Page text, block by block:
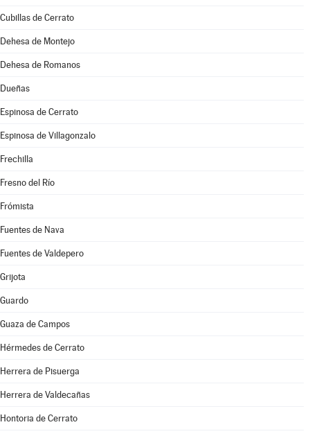
Cubillas de Cerrato
Dehesa de Montejo
Dehesa de Romanos
Dueñas
Espinosa de Cerrato
Espinosa de Villagonzalo
Frechilla
Fresno del Río
Frómista
Fuentes de Nava
Fuentes de Valdepero
Grijota
Guardo
Guaza de Campos
Hérmedes de Cerrato
Herrera de Pisuerga
Herrera de Valdecañas
Hontoria de Cerrato